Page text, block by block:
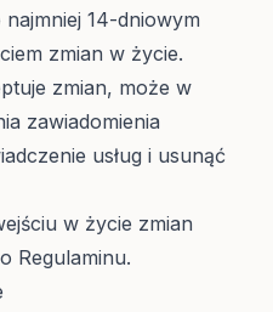
14-dniowym
zmian w życie.
zmian, może w
zawiadomienia
usług i usunąć
w życie zmian
Regulaminu.